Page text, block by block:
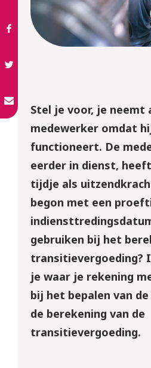
Stel je voor, je neemt
medewerker omdat
functioneert. De
eerder in dienst,
tijdje als
begon met een
gebruiken bij het
transitievergoeding?
je waar je rekening
bij het bepalen van
de berekening van de
transitievergoeding.